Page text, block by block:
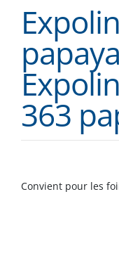
363
Convient pour les